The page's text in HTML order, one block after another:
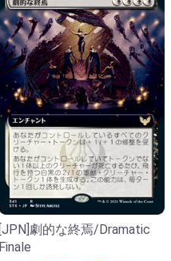
[JPN]劇的な終焉/Dramatic
Finale